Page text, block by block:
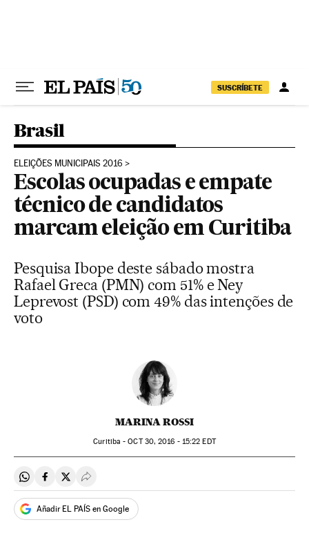
SUSCRÍBETE
Brasil
ELEIÇÕES MUNICIPAIS 2016
Escolas ocupadas e empate
técnico de candidatos
marcam eleição em Curitiba
Pesquisa Ibope deste sábado mostra
Rafael Greca (PMN) com 51% e Ney
Leprevost (PSD) com 49% das intenções de
voto
MARINA ROSSI
Curitiba -OCT30, 2016 - 15:22 EDT
Compartir en Whatsapp
Compartir en Facebook
Compartir en Twitter
Desplegar Redes Sociales
Añadir EL PAÍS en Google